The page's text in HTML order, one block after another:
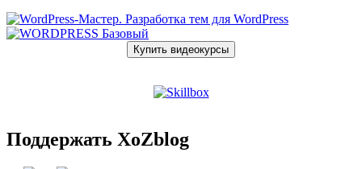
Купить видеокурсы
Поддержать XoZblog